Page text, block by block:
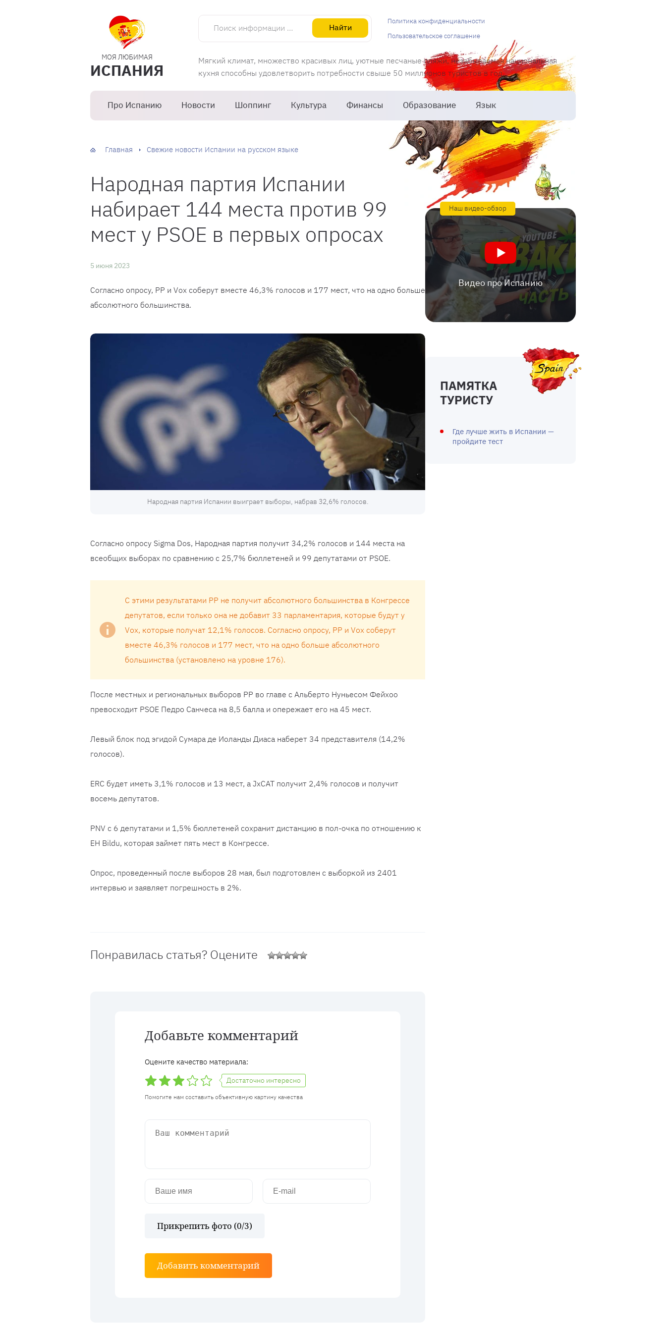
МОЯ ЛЮБИМАЯ
ИСПАНИЯ
Поиск информации об Испании
Найти
Мягкий климат, множество красивых лиц, уютные песчаные пляжи, незабываемая национальная
кухня способны удовлетворить потребности свыше 50 миллионов туристов в год.
Про Испанию Новости Шоппинг Культура Финансы Образование Язык
Политика конфиденциальности
Пользовательское соглашение
Главная Свежие новости Испании на русском языке
Народная партия Испании
набирает 144 места против 99
мест у PSOE в первых опросах
5 июня 2023
Согласно опросу, PP и Vox соберут вместе 46,3% голосов и 177 мест, что на одно больше
абсолютного большинства.
Народная партия Испании выиграет выборы, набрав 32,6% голосов.
Согласно опросу Sigma Dos, Народная партия получит 34,2% голосов и 144 места на
всеобщих выборах по сравнению с 25,7% бюллетеней и 99 депутатами от PSOE.
С этими результатами PP не получит абсолютного большинства в Конгрессе
депутатов, если только она не добавит 33 парламентария, которые будут у
Vox, которые получат 12,1% голосов. Согласно опросу, PP и Vox соберут
вместе 46,3% голосов и 177 мест, что на одно больше абсолютного
большинства (установлено на уровне 176).
После местных и региональных выборов PP во главе с Альберто Нуньесом Фейхоо
превосходит PSOE Педро Санчеса на 8,5 балла и опережает его на 45 мест.
Левый блок под эгидой Сумара де Иоланды Диаса наберет 34 представителя (14,2%
голосов).
ERC будет иметь 3,1% голосов и 13 мест, а JxCAT получит 2,4% голосов и получит
восемь депутатов.
PNV с 6 депутатами и 1,5% бюллетеней сохранит дистанцию ​​в пол-очка по отношению к
EH Bildu, которая займет пять мест в Конгрессе.
Опрос, проведенный после выборов 28 мая, был подготовлен с выборкой из 2401
интервью и заявляет погрешность в 2%.
Понравилась статья? Оцените
Добавьте комментарий
Оцените качество материала:
Достаточно интересно
Помогите нам составить объективную картину качества
Прикрепить фото (0/3)
Добавить комментарий
Наш видео-обзор
Видео про Испанию
ПАМЯТКА
ТУРИСТУ
Где лучше жить в Испании —
пройдите тест